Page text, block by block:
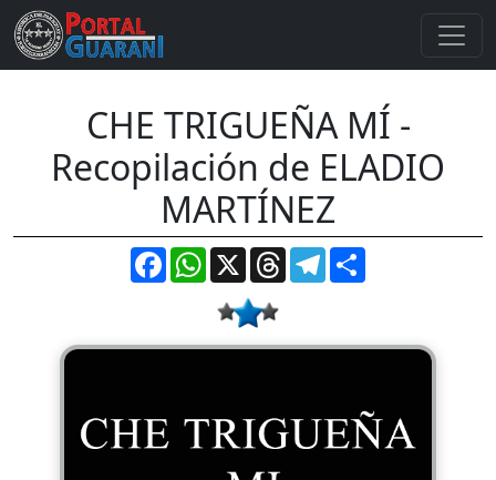
CHE TRIGUEÑA MÍ -
Recopilación de ELADIO
MARTÍNEZ
FacebookWhatsApp
X ThreadsTelegram